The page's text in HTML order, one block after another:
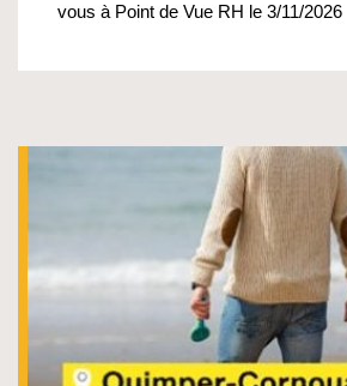
vous à Point de Vue RH le 3/11/2026